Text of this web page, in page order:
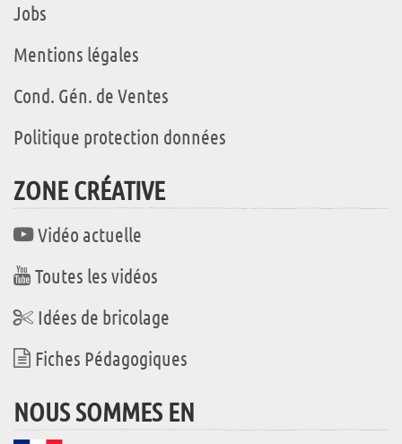
Jobs
Mentions légales
Cond. Gén. de Ventes
Politique protection données
ZONE CRÉATIVE
Vidéo actuelle
Toutes les vidéos
Idées de bricolage
Fiches Pédagogiques
NOUS SOMMES EN